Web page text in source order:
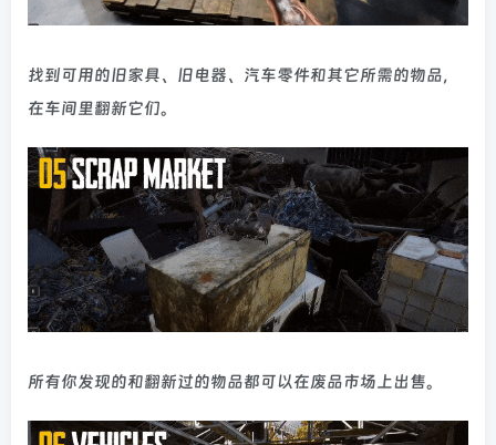
找到可用的旧家具、旧电器、汽车零件和其它所需的物品，
在车间里翻新它们。
所有你发现的和翻新过的物品都可以在废品市场上出售。